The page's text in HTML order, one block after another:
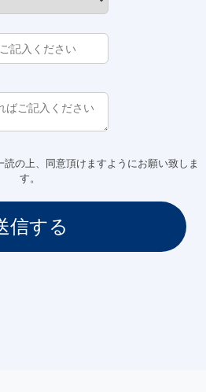
読の上、同意頂けますようにお願い致しま
す。